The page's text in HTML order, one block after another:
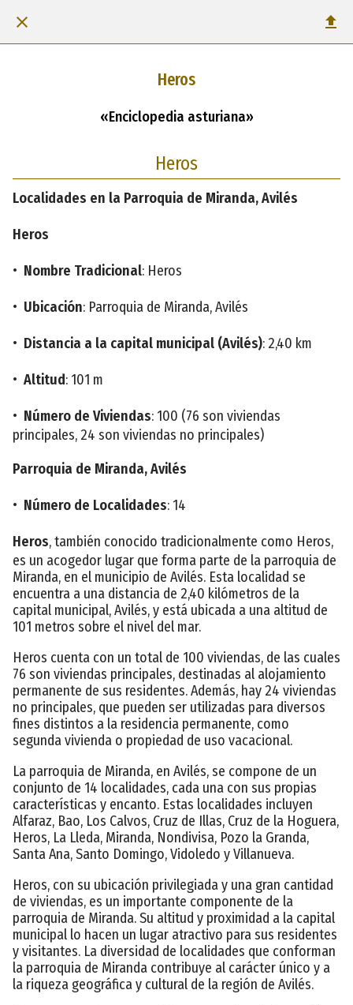
Heros
«Enciclopedia asturiana»
Heros
Localidades en la Parroquia de Miranda, Avilés
Heros
• Nombre Tradicional: Heros
• Ubicación: Parroquia de Miranda, Avilés
• Distancia a la capital municipal (Avilés): 2,40 km
• Altitud: 101 m
• Número de Viviendas: 100 (76 son viviendas
principales, 24 son viviendas no principales)
Parroquia de Miranda, Avilés
• Número de Localidades: 14
Heros, también conocido tradicionalmente como Heros,
es un acogedor lugar que forma parte de la parroquia de
Miranda, en el municipio de Avilés. Esta localidad se
encuentra a una distancia de 2,40 kilómetros de la
capital municipal, Avilés, y está ubicada a una altitud de
101 metros sobre el nivel del mar.
Heros cuenta con un total de 100 viviendas, de las cuales
76 son viviendas principales, destinadas al alojamiento
permanente de sus residentes. Además, hay 24 viviendas
no principales, que pueden ser utilizadas para diversos
fines distintos a la residencia permanente, como
segunda vivienda o propiedad de uso vacacional.
La parroquia de Miranda, en Avilés, se compone de un
conjunto de 14 localidades, cada una con sus propias
características y encanto. Estas localidades incluyen
Alfaraz, Bao, Los Calvos, Cruz de Illas, Cruz de la Hoguera,
Heros, La Lleda, Miranda, Nondivisa, Pozo la Granda,
Santa Ana, Santo Domingo, Vidoledo y Villanueva.
Heros, con su ubicación privilegiada y una gran cantidad
de viviendas, es un importante componente de la
parroquia de Miranda. Su altitud y proximidad a la capital
municipal lo hacen un lugar atractivo para sus residentes
y visitantes. La diversidad de localidades que conforman
la parroquia de Miranda contribuye al carácter único y a
la riqueza geográfica y cultural de la región de Avilés.